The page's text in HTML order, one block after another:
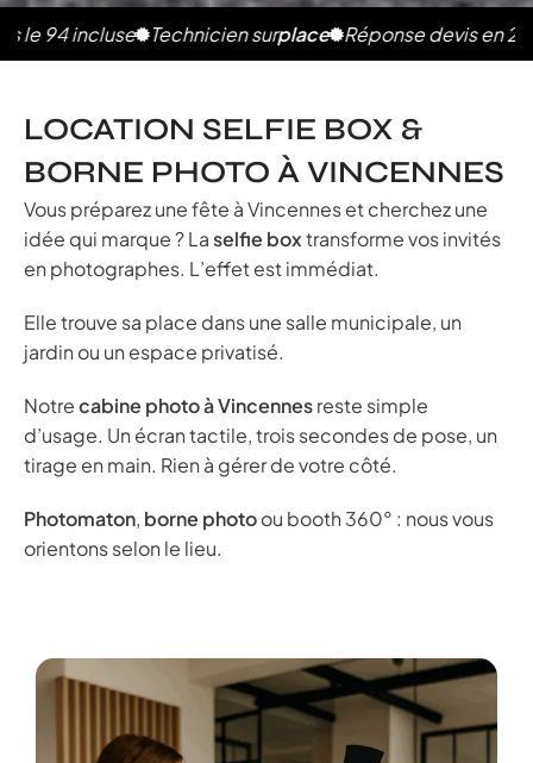
incluse Technicien surplace Réponse devis en 2h
LOCATION SELFIE BOX &
BORNE PHOTO À VINCENNES
Vous préparez une fête à Vincennes et cherchez une
idée qui marque ? Laselfie boxtransforme vos invités
en photographes. L’effet est immédiat.
Elle trouve sa place dans une salle municipale, un
jardin ou un espace privatisé.
Notrecabine photo à Vincennesreste simple
d’usage. Un écran tactile, trois secondes de pose, un
tirage en main. Rien à gérer de votre côté.
Photomaton, borne photoou booth 360° : nous vous
orientons selon le lieu.